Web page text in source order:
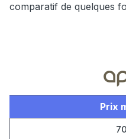
comparatif de quelques
Prix